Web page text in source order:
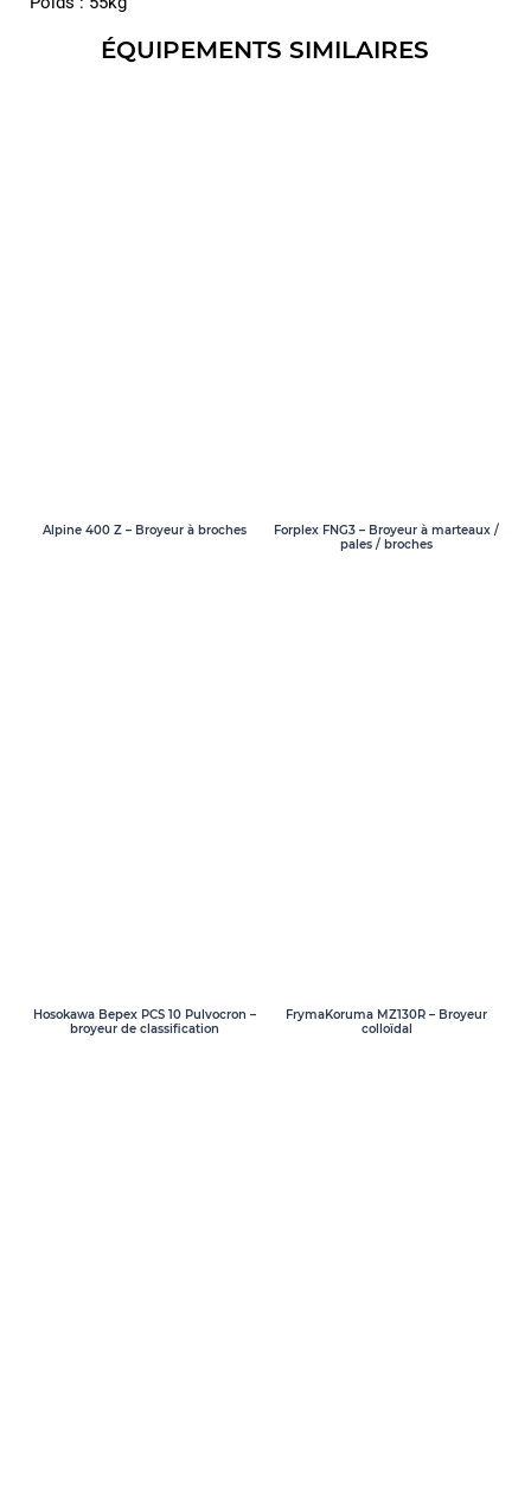
ÉQUIPEMENTS SIMILAIRES
Alpine 400 Z – Broyeur à broches
Forplex FNG3 – Broyeur à marteaux /
pales / broches
Hosokawa Bepex PCS 10 Pulvocron –
broyeur de classification
FrymaKoruma MZ130R – Broyeur
colloïdal